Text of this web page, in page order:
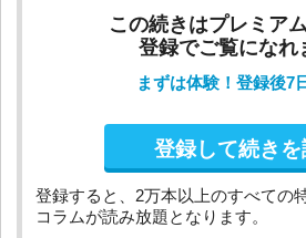
この続きはプレミア
登録でご覧になれ
まずは体験！登録後7
登録して続きを
登録すると、2万本以上のすべての
コラムが読み放題となります。